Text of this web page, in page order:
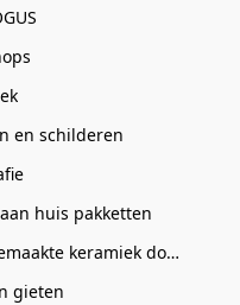
en schilderen
huis pakketten
Handgemaakte keramiek door Clay-Obscuur
gieten